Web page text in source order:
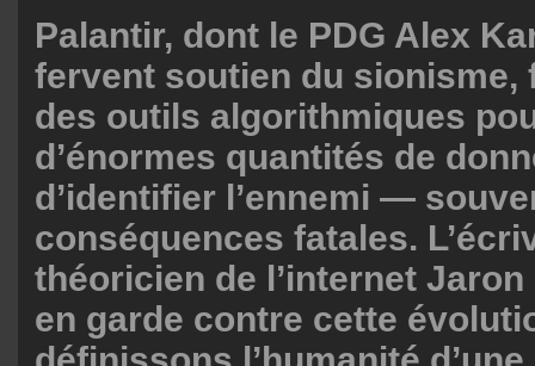
Palantir, dont le PDG Alex
fervent soutien du sionisme,
des outils algorithmiques
d’énormes quantités de
d’identifier l’ennemi —
conséquences fatales.
théoricien de l’internet
en garde contre cette